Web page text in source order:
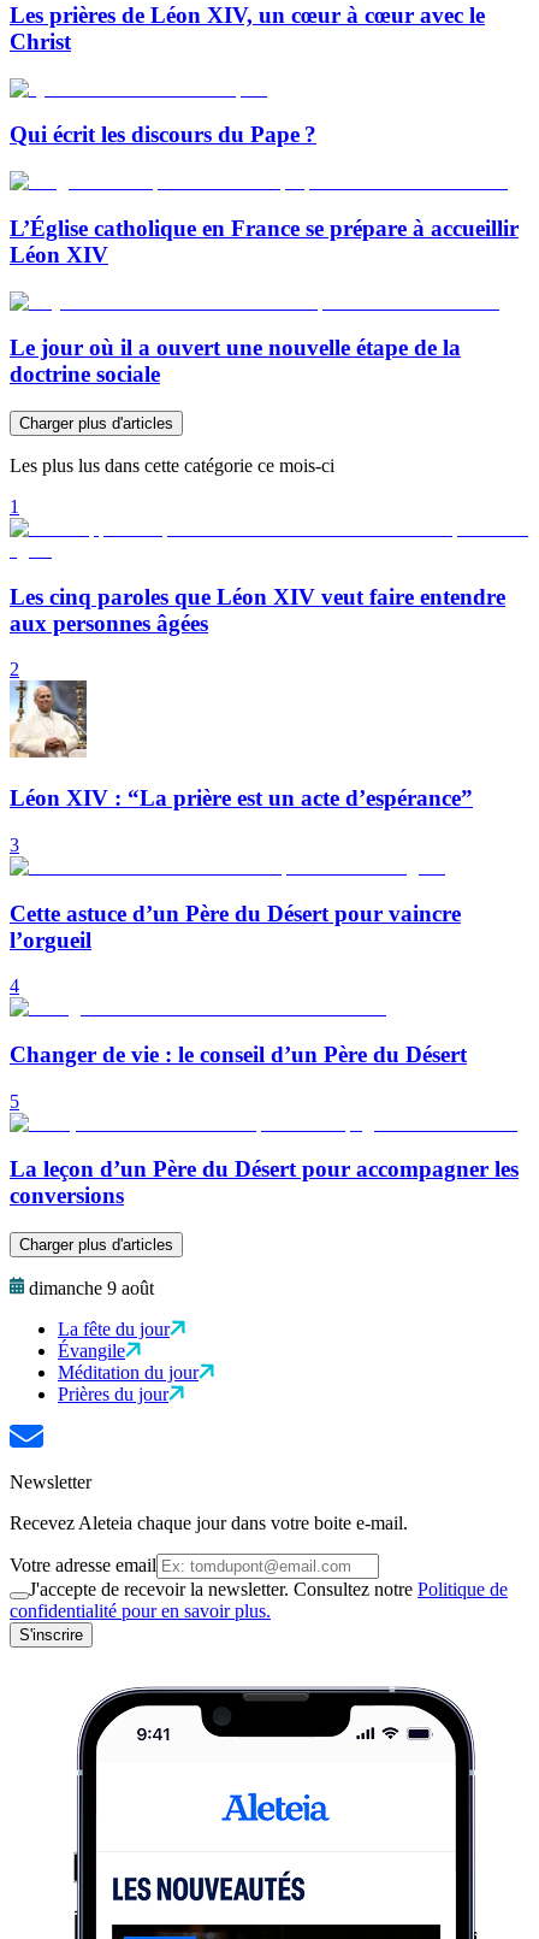
Les prières de Léon XIV, un cœur à cœur avec le
Christ
Qui écrit les discours du Pape ?
L’Église catholique en France se prépare à accueillir
Léon XIV
Le jour où il a ouvert une nouvelle étape de la
doctrine sociale
Charger plus d'articles
Les plus lus dans cette catégorie ce mois-ci
1
Les cinq paroles que Léon XIV veut faire entendre
aux personnes âgées
2
Léon XIV : “La prière est un acte d’espérance”
3
Cette astuce d’un Père du Désert pour vaincre
l’orgueil
4
Changer de vie : le conseil d’un Père du Désert
5
La leçon d’un Père du Désert pour accompagner les
conversions
Charger plus d'articles
dimanche 9 août
La fête du jour
Évangile
Méditation du jour
Prières du jour
Newsletter
Recevez Aleteia chaque jour dans votre boite e-mail.
Votre adresse email
J'accepte de recevoir la newsletter. Consultez notre Politique de
confidentialité pour en savoir plus.
S'inscrire